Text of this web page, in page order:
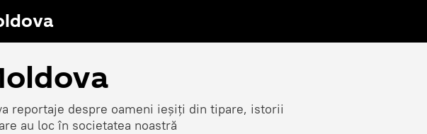
reportaje despre oameni ieșiți din tipare, istorii
au loc în societatea noastră